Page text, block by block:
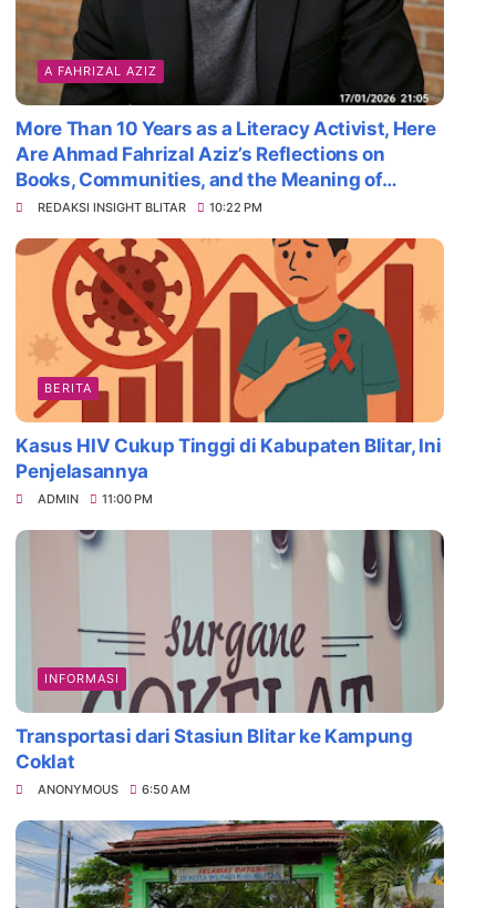
A FAHRIZAL AZIZ
More Than 10 Years as a Literacy Activist, Here
Are Ahmad Fahrizal Aziz’s Reflections on
Books, Communities, and the Meaning of
Survival
REDAKSI INSIGHT BLITAR 10:22 PM
BERITA
Kasus HIV Cukup Tinggi di Kabupaten Blitar, Ini
Penjelasannya
ADMIN 11:00 PM
INFORMASI
Transportasi dari Stasiun Blitar ke Kampung
Coklat
ANONYMOUS 6:50 AM